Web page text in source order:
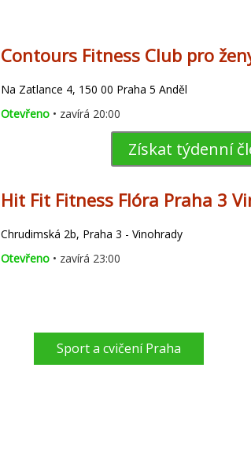
Contours Fitness Club pro
Na Zatlance 4, 150 00 Praha 5 Anděl
Otevřeno • zavírá 20:00
Získat týdenní
Hit Fit Fitness Flóra Praha 3
Chrudimská 2b, Praha 3 - Vinohrady
Otevřeno • zavírá 23:00
Sport a cvičení Praha